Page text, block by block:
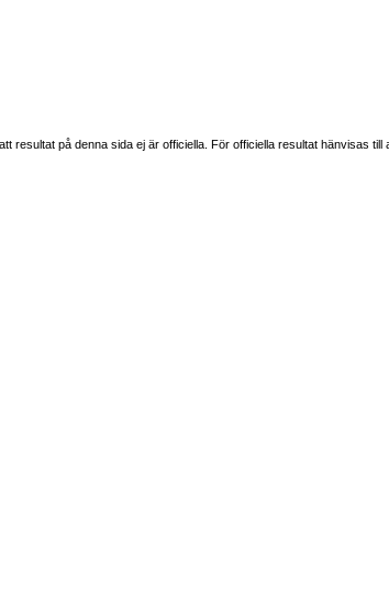
resultat på denna sida ej är officiella. För officiella resultat hänvisas till